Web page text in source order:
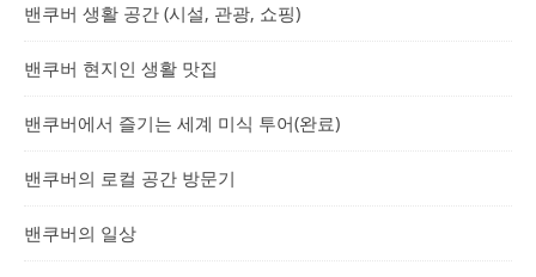
밴쿠버 생활 공간 (시설, 관광, 쇼핑)
밴쿠버 현지인 생활 맛집
밴쿠버에서 즐기는 세계 미식 투어(완료)
밴쿠버의 로컬 공간 방문기
밴쿠버의 일상